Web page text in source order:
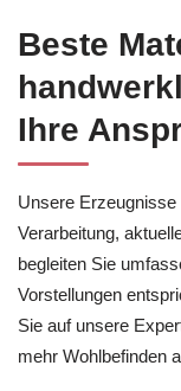
Beste
Ihre
Unsere
Verarbeitung,
begleiten Sie
Vorstellungen
Sie auf unsere
mehr Wohlbefinden